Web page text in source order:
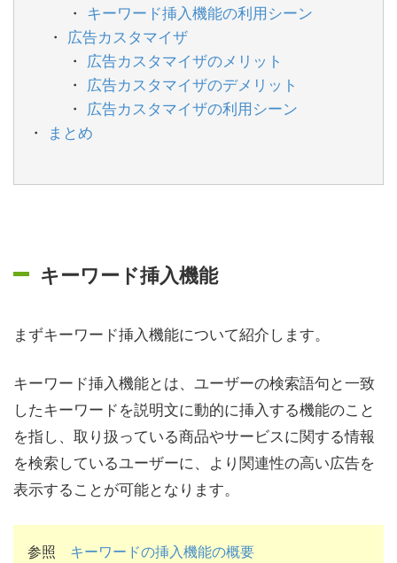
キーワード挿入機能の利用シーン
広告カスタマイザ
広告カスタマイザのメリット
広告カスタマイザのデメリット
広告カスタマイザの利用シーン
まとめ
キーワード挿入機能
まずキーワード挿入機能について紹介します。
キーワード挿入機能とは、ユーザーの検索語句と一致
したキーワードを説明文に動的に挿入する機能のこと
を指し、取り扱っている商品やサービスに関する情報
を検索しているユーザーに、より関連性の高い広告を
表示することが可能となります。
参照 キーワードの挿入機能の概要